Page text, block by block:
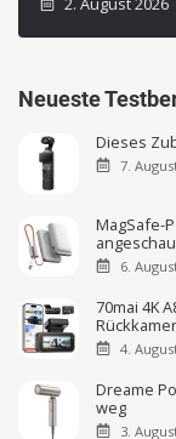
Neueste
Dieses
7.
MagSafe-
6.
70mai 4K
4.
Dreame
weg
3.